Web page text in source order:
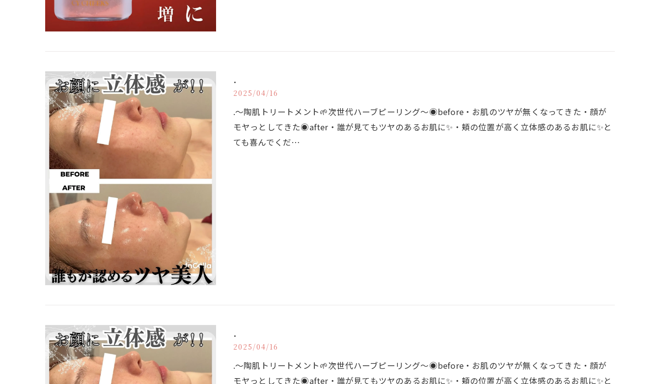
.
2025/04/16
.〜陶肌トリートメント🌱次世代ハーブピーリング〜◉before・お肌のツヤが無くなってきた・顔が
モヤっとしてきた◉after・誰が見てもツヤのあるお肌に✨・頬の位置が高く立体感のあるお肌に✨と
ても喜んでくだ…
.
2025/04/16
.〜陶肌トリートメント🌱次世代ハーブピーリング〜◉before・お肌のツヤが無くなってきた・顔が
モヤっとしてきた◉after・誰が見てもツヤのあるお肌に✨・頬の位置が高く立体感のあるお肌に✨と